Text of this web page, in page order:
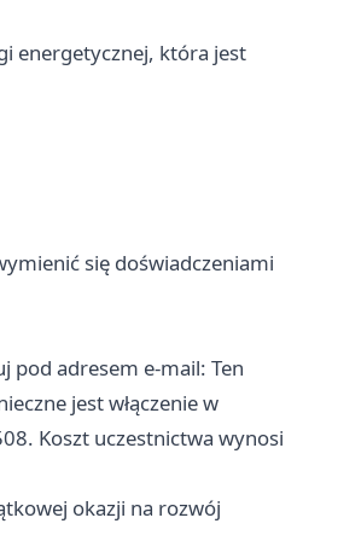
energetycznej, która jest
się doświadczeniami
pod adresem e-mail: Ten
jest włączenie w
Koszt uczestnictwa wynosi
okazji na rozwój